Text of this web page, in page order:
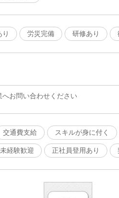
労災完備 研修あり
お問い合わせください
交通費支給 スキルが身に付く
未経験歓迎 正社員登用あり